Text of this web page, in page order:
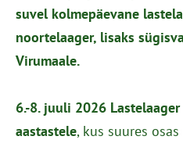
suvel kolmepäevane
noortelaager, lisaks
Virumaale.
6.-8. juuli 2026
aastastele, kus suures